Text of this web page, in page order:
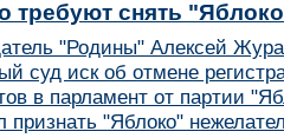
требуют снять
"Родины" Алексей
суд иск об отмене
в парламент от партии
"Яблоко"